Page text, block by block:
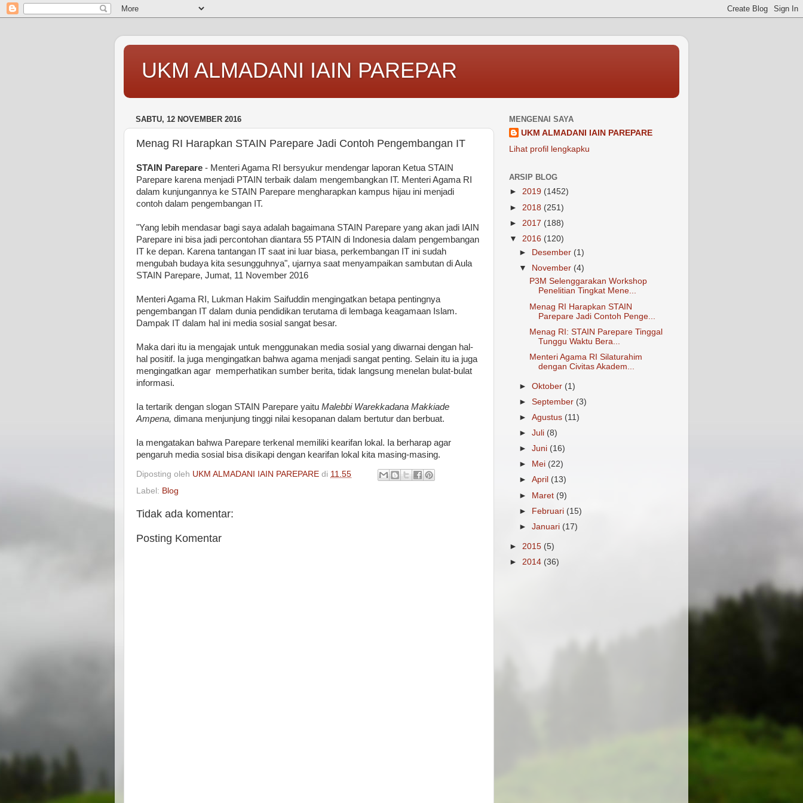
UKM ALMADANI IAIN PAREPAR
SABTU, 12 NOVEMBER 2016
Menag RI Harapkan STAIN Parepare Jadi Contoh Pengembangan IT
STAIN Parepare - Menteri Agama RI bersyukur mendengar laporan Ketua STAIN
Parepare karena menjadi PTAIN terbaik dalam mengembangkan IT. Menteri Agama RI
dalam kunjungannya ke STAIN Parepare mengharapkan kampus hijau ini menjadi
contoh dalam pengembangan IT.
"Yang lebih mendasar bagi saya adalah bagaimana STAIN Parepare yang akan jadi IAIN
Parepare ini bisa jadi percontohan diantara 55 PTAIN di Indonesia dalam pengembangan
IT ke depan. Karena tantangan IT saat ini luar biasa, perkembangan IT ini sudah
mengubah budaya kita sesungguhnya", ujarnya saat menyampaikan sambutan di Aula
STAIN Parepare, Jumat, 11 November 2016
Menteri Agama RI, Lukman Hakim Saifuddin mengingatkan betapa pentingnya
pengembangan IT dalam dunia pendidikan terutama di lembaga keagamaan Islam.
Dampak IT dalam hal ini media sosial sangat besar.
Maka dari itu ia mengajak untuk menggunakan media sosial yang diwarnai dengan hal-
hal positif. Ia juga mengingatkan bahwa agama menjadi sangat penting. Selain itu ia juga
mengingatkan agar memperhatikan sumber berita, tidak langsung menelan bulat-bulat
informasi.
Ia tertarik dengan slogan STAIN Parepare yaitu Malebbi Warekkadana Makkiade
Ampena, dimana menjunjung tinggi nilai kesopanan dalam bertutur dan berbuat.
Ia mengatakan bahwa Parepare terkenal memiliki kearifan lokal. Ia berharap agar
pengaruh media sosial bisa disikapi dengan kearifan lokal kita masing-masing.
Diposting oleh UKM ALMADANI IAIN PAREPARE di 11.55
Label: Blog
Tidak ada komentar:
Posting Komentar
MENGENAI SAYA
UKM ALMADANI IAIN PAREPARE
Lihat profil lengkapku
ARSIP BLOG
► 2019 (1452)
► 2018 (251)
► 2017 (188)
▼ 2016 (120)
► Desember (1)
▼ November (4)
P3M Selenggarakan Workshop
Penelitian Tingkat Mene...
Menag RI Harapkan STAIN
Parepare Jadi Contoh Penge...
Menag RI: STAIN Parepare Tinggal
Tunggu Waktu Bera...
Menteri Agama RI Silaturahim
dengan Civitas Akadem...
►Oktober (1)
►September (3)
►Agustus (11)
►Juli (8)
►Juni (16)
►
Mei (22)
►April (13)
► Maret (9)
► Februari (15)
►Januari (17)
► 2015 (5)
► 2014 (36)